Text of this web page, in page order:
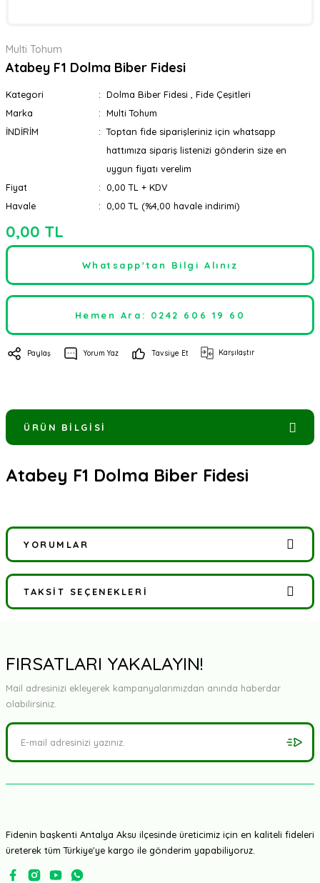
Multi Tohum
Atabey F1 Dolma Biber Fidesi
Kategori Dolma Biber Fidesi
Fide Çeşitleri
Marka
Multi Tohum
İNDİRİM
Toptan fide siparişleriniz için whatsapp
hattımıza sipariş listenizi gönderin size en
uygun fiyatı verelim
Fiyat
0,00 TL + KDV
Havale
0,00 TL (%4,00 havale indirimi)
0,00 TL
Whatsapp'tan Bilgi Alınız
Hemen Ara: 0242 606 19 60
Paylaş Yorum Yaz Tavsiye Et Karşılaştır
ÜRÜN BILGISI
Atabey F1 Dolma Biber Fidesi
YORUMLAR
Bu ürüne ilk yorumu siz yapın!
TAKSIT SEÇENEKLERI
FIRSATLARI YAKALAYIN!
Mail adresinizi ekleyerek kampanyalarımızdan anında haberdar
olabilirsiniz.
Fidenin başkenti Antalya Aksu ilçesinde üreticimiz için en kaliteli fideleri
üreterek tüm Türkiye'ye kargo ile gönderim yapabiliyoruz.